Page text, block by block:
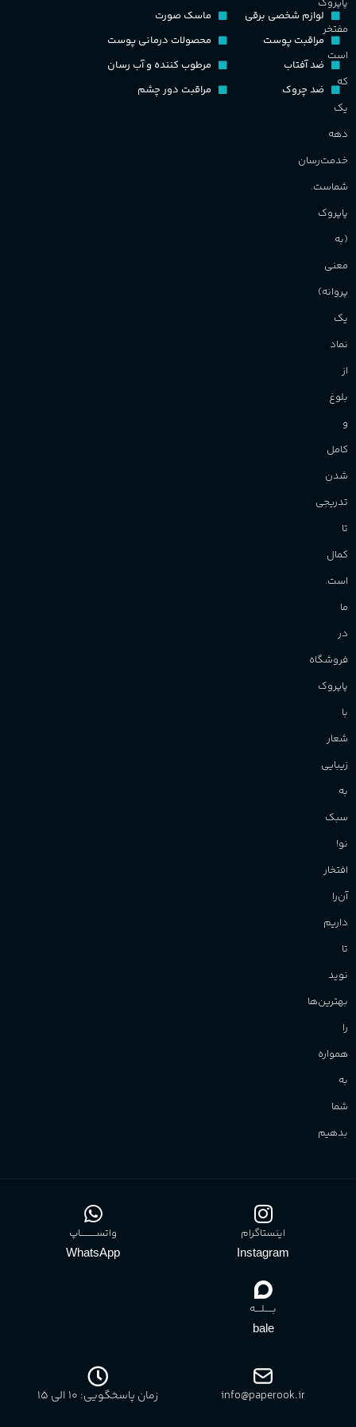
اکسترکت دو پرفیوم
گروه بویایی میوه ای
مناسب برای
آقایان
مفتخر
است
که
یک
دهه
خدمت‌رسان
شماست.
پاپروک
(به
معنی
پروانه)
یک
نماد
از
بلوغ
و
کامل
شدن
تدریجی
تا
کمال
است.
ما
در
فروشگاه
پاپروک
با
شعار
زیبایی
به
سبک
نو!
افتخار
آن‌را
داریم
تا
نوید
بهترین‌ها
را
همواره
به
شما
بدهیم
لوازم شخصی برقی
مراقبت پوست
ضد آفتاب
ضد چروک
ماسک صورت
محصولات درمانی پوست
مرطوب کننده و آب رسان
مراقبت دور چشم
اینستاگرام
Instagram
واتســــــــــاپ
WhatsApp
بـــــلــــه
bale
info@paperook.ir زمان پاسخگویی: 10 الی ۱5